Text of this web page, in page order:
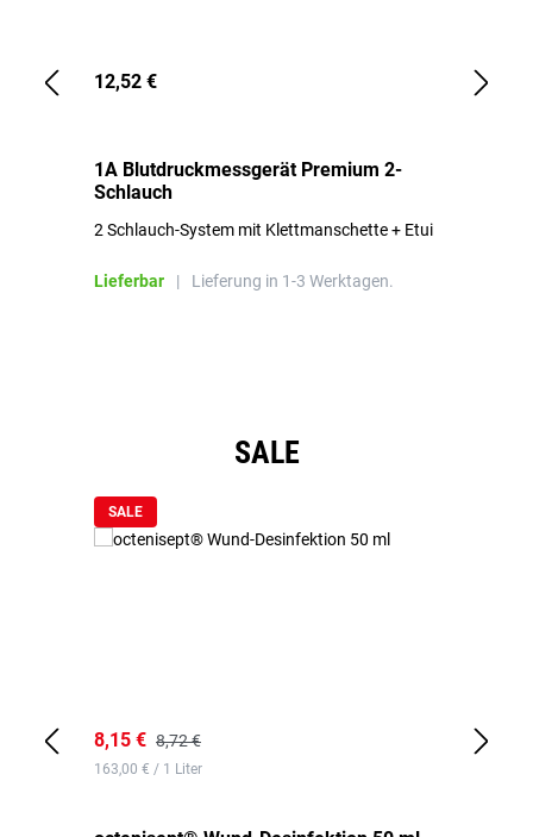
12,52 €
1A Blutdruckmessgerät Premium 2-
Schlauch
2 Schlauch-System mit Klettmanschette + Etui
Lieferbar | Lieferung in 1-3 Werktagen.
SALE
SALE
8,15 € 8,72 €
163,00 € / 1 Liter